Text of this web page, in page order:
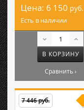
Цена: 6 150 руб.
Есть в наличии
В КОРЗИНУ
Сравнить ›
7 446 руб.